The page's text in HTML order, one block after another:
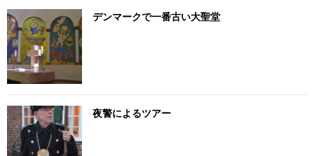
デンマークで一番古い大聖堂
夜警によるツアー